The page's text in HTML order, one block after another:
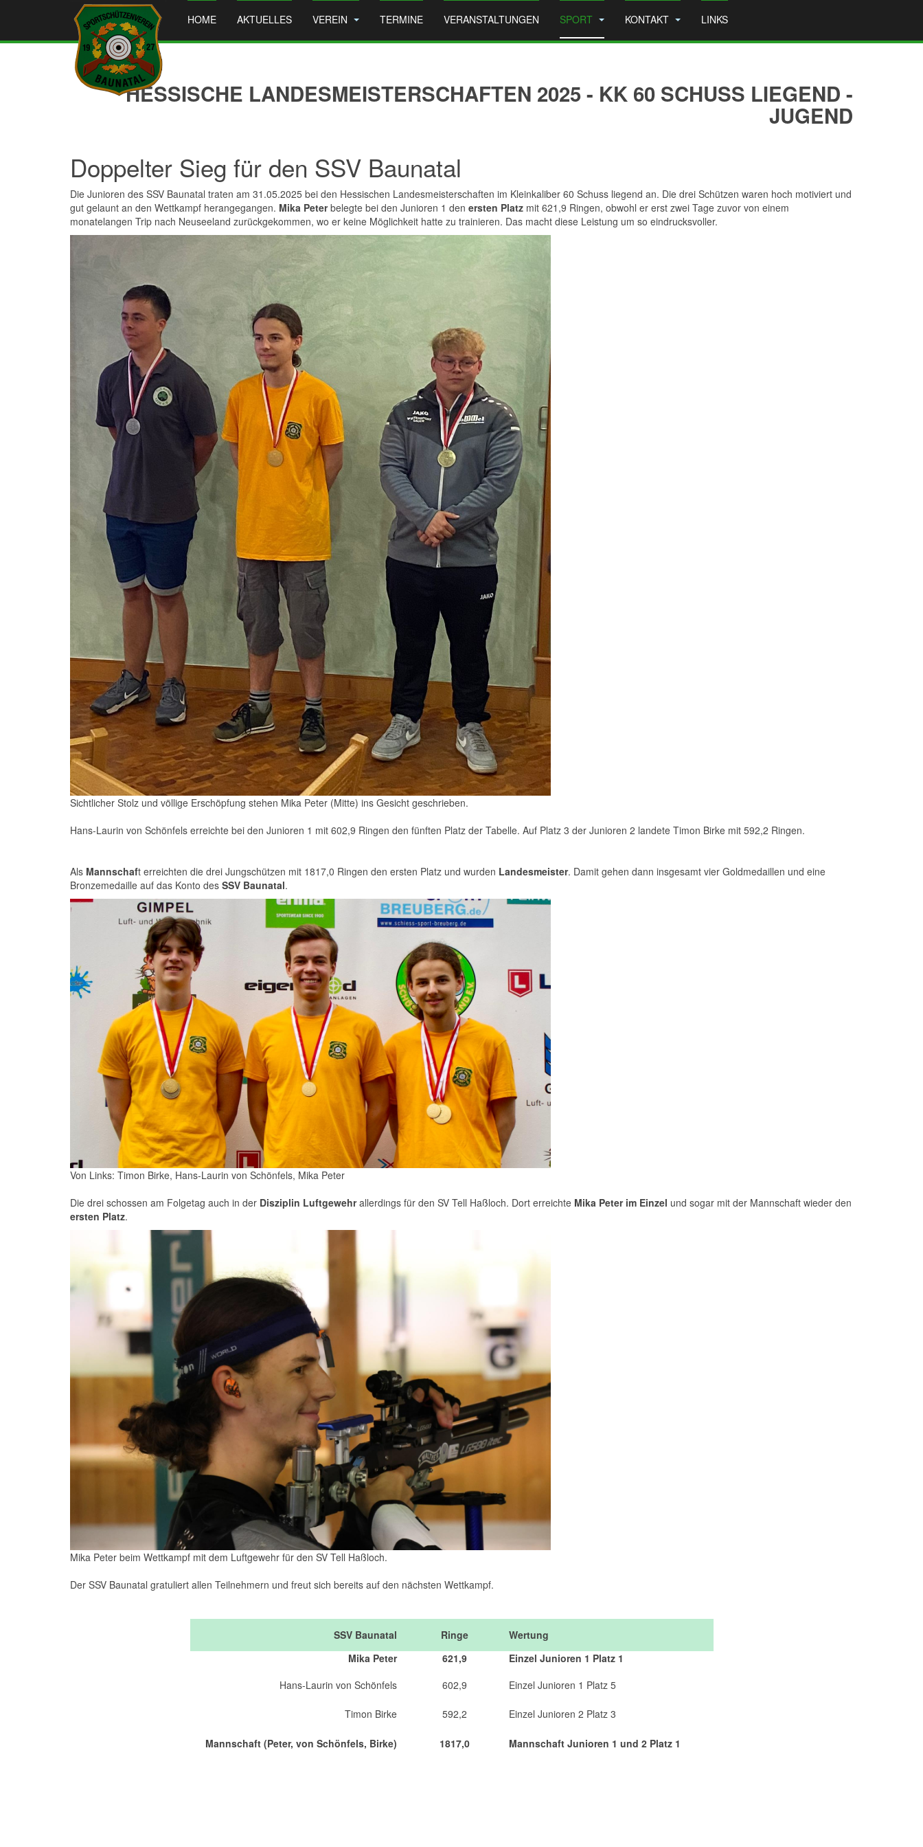
HOME AKTUELLES VEREIN TERMINE VERANSTALTUNGEN SPORT KONTAKT LINKS
HESSISCHE LANDESMEISTERSCHAFTEN 2025 - KK 60 SCHUSS LIEGEND -
JUGEND
Doppelter Sieg für den SSV Baunatal
Die Junioren des SSV Baunatal traten am 31.05.2025 bei den Hessischen Landesmeisterschaften im Kleinkaliber 60 Schuss liegend an. Die drei Schützen waren hoch motiviert und
gut gelaunt an den Wettkampf herangegangen. Mika Peterbelegte bei den Junioren 1 den ersten Platz mit 621,9 Ringen, obwohl er erst zwei Tage zuvor von einem
monatelangen Trip nach Neuseeland zurückgekommen, wo er keine Möglichkeit hatte zu trainieren. Das macht diese Leistung um so eindrucksvoller.
Sichtlicher Stolz und völlige Erschöpfung stehen Mika Peter (Mitte) ins Gesicht geschrieben.
Hans-Laurin von Schönfels erreichte bei den Junioren 1 mit 602,9 Ringen den fünften Platz der Tabelle. Auf Platz 3 der Junioren 2 landete Timon Birke mit 592,2 Ringen.
Als Mannschaft erreichten die drei Jungschützen mit 1817,0 Ringen den ersten Platz und wurden Landesmeister. Damit gehen dann insgesamt vier Goldmedaillen und eine
Bronzemedaille auf das Konto des SSV Baunatal.
Von Links: Timon Birke, Hans-Laurin von Schönfels, Mika Peter
Die drei schossen am Folgetag auch in der Disziplin Luftgewehrallerdings für den SV Tell Haßloch. Dort erreichte Mika Peter im Einzel und sogar mit der Mannschaft wieder den
ersten Platz.
Mika Peter beim Wettkampf mit dem Luftgewehr für den SV Tell Haßloch.
Der SSV Baunatal gratuliert allen Teilnehmern und freut sich bereits auf den nächsten Wettkampf.
SSV Baunatal Ringe
Wertung
Mika Peter
621,9
Einzel Junioren 1 Platz 1
Hans-Laurin von Schönfels
602,9 Einzel Junioren 1 Platz 5
Timon Birke 592,2 Einzel Junioren 2 Platz 3
Mannschaft (Peter, von Schönfels, Birke) 1817,0 Mannschaft Junioren 1 und 2 Platz 1